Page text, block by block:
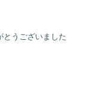
とうございました